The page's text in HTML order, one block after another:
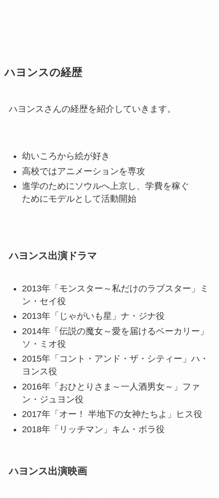
ハヨンスの経歴
ハヨンスさんの経歴を紹介していきます。
幼いころから絵が好き
高校ではアニメーションを専攻
進学のためにソウルへ上京し、学費を稼ぐ
ためにモデルとして活動開始
ハヨンス出演ドラマ
2013年「モンスター～私だけのラブスター」ミ
ン・セイ役
2013年「じゃがいも星」ナ・ジナ役
2014年「伝説の魔女～愛を届けるベーカリー」
ソ・ミオ役
2015年「コント・アンド・ザ・シティー」ハ・
ヨンス役
2016年「おひとりさま～一人酒男女～」ファ
ン・ジュヨン役
2017年「オー！ 半地下の女神たちよ」ヒス役
2018年「リッチマン」キム・ボラ役
ハヨンス出演映画